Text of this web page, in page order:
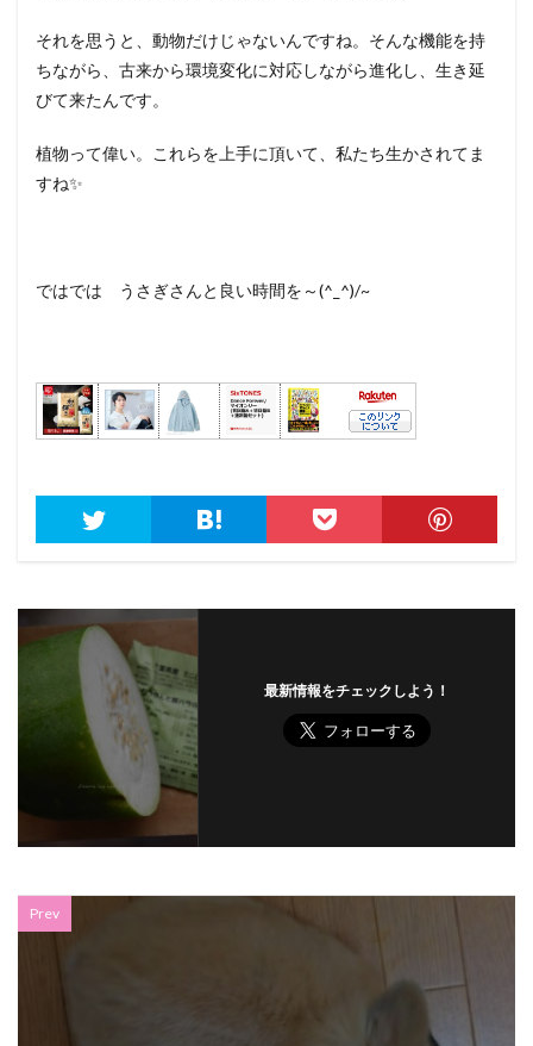
それを思うと、動物だけじゃないんですね。そんな機能を持
ちながら、古来から環境変化に対応しながら進化し、生き延
びて来たんです。
植物って偉い。これらを上手に頂いて、私たち生かされてま
すね✨
ではでは うさぎさんと良い時間を～(^_^)/~
最新情報をチェックしよう！
Prev